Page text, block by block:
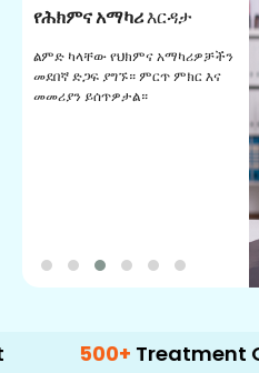
የሕክምና አማካሪእርዳታ
ልምድ ካላቸው የህክምና አማካሪዎቻችን
መደበኛ ድጋፍ ያግኙ። ምርጥ ምክር እና
መመሪያን ይሰጥዎታል።
500+ Treatment Options